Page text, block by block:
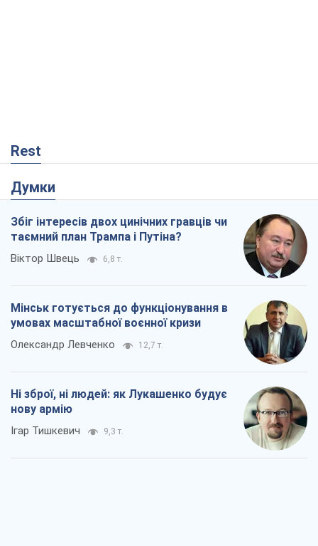
Rest
Думки
Збіг інтересів двох цинічних гравців чи
таємний план Трампа і Путіна?
Віктор Швець 6,8 т.
Мінськ готується до функціонування в
умовах масштабної воєнної кризи
Олександр Левченко 12,7 т.
Ні зброї, ні людей: як Лукашенко будує
нову армію
Ігар Тишкевич 9,3 т.